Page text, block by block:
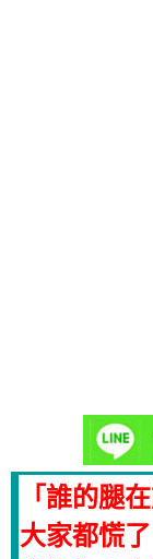
「誰的腿
大家都慌